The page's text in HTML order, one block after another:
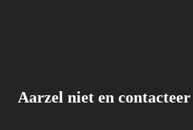
Aarzel niet en contacteer